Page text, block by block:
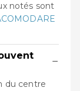
notés sont
−
du centre